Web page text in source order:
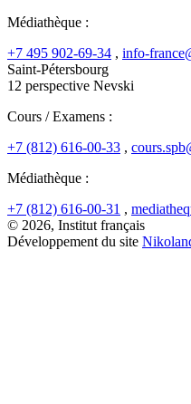
Médiathèque :
+7 495 902-69-34 , info-
Saint-Pétersbourg
12 perspective Nevski
Cours / Examens :
+7 (812) 616-00-33 ,
Médiathèque :
+7 (812) 616-00-31 ,
© 2026, Institut français
Développement du site